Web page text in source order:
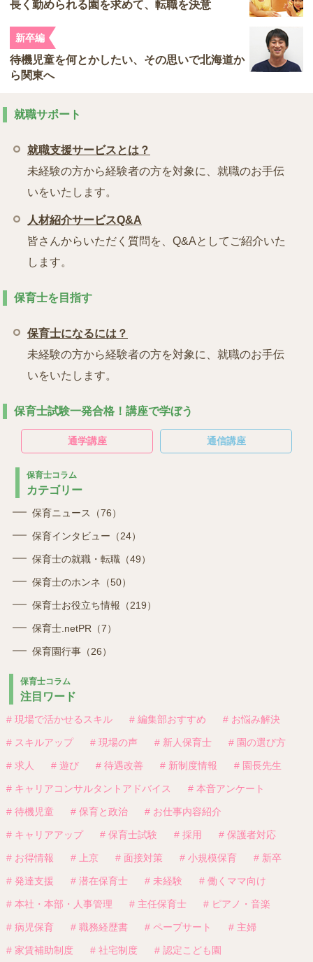
長く勤められる園を求めて、転職を決意
新卒編
待機児童を何とかしたい、その思いで北海道か
ら関東へ
就職サポート
就職支援サービスとは？
未経験の方から経験者の方を対象に、就職のお手伝
いをいたします。
人材紹介サービスQ&A
皆さんからいただく質問を、Q&Aとしてご紹介いた
します。
保育士を目指す
保育士になるには？
未経験の方から経験者の方を対象に、就職のお手伝
いをいたします。
保育士試験一発合格！講座で学ぼう
通学講座 通信講座
保育士コラム
カテゴリー
保育ニュース（76）
保育インタビュー（24）
保育士の就職・転職（49）
保育士のホンネ（50）
保育士お役立ち情報（219）
保育士.netPR（7）
保育園行事（26）
保育士コラム
注目ワード
# 現場で活かせるスキル # 編集部おすすめ # お悩み解決
# スキルアップ # 現場の声 # 新人保育士 # 園の選び方
# 求人 # 遊び # 待遇改善 # 新制度情報 # 園長先生
# キャリアコンサルタントアドバイス # 本音アンケート
# 待機児童 # 保育と政治 # お仕事内容紹介
# キャリアアップ # 保育士試験 # 採用 # 保護者対応
# お得情報 # 上京 # 面接対策 # 小規模保育 # 新卒
# 発達支援 # 潜在保育士 # 未経験 # 働くママ向け
# 本社・本部・人事管理 # 主任保育士 # ピアノ・音楽
# 病児保育 # 職務経歴書 # ペープサート # 主婦
# 家賃補助制度 # 社宅制度 # 認定こども園